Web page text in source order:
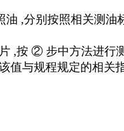
,分别按照相关测
② 步中方法进行测量
程规定的相关指标进